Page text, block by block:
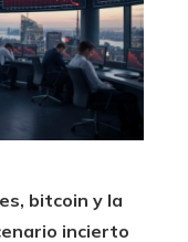
bitcoin y la
incierto